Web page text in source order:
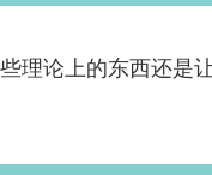
理论上的东西还是